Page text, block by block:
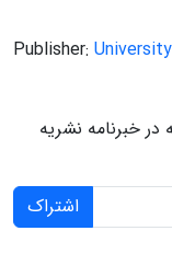
Publisher:
در خبرنامه نشریه
اشتراک